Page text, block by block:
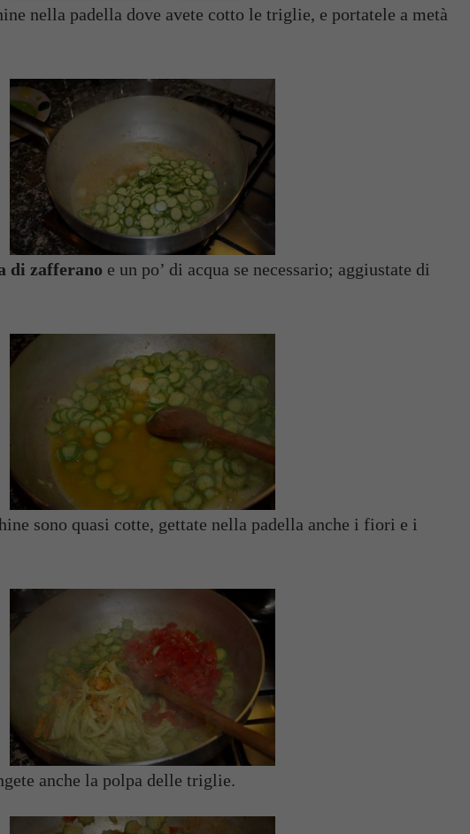
nella padella dove avete cotto le triglie, e portatele a metà
di zafferano e un po’ di acqua se necessario; aggiustate di
sono quasi cotte, gettate nella padella anche i fiori e i
anche la polpa delle triglie.